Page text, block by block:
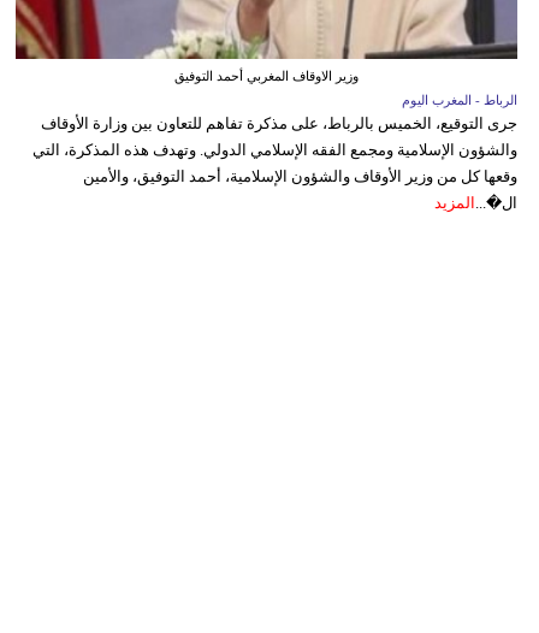
وزير الاوقاف المغربي أحمد التوفيق
الرباط - المغرب اليوم
جرى التوقيع، الخميس بالرباط، على مذكرة تفاهم للتعاون بين وزارة الأوقاف
والشؤون الإسلامية ومجمع الفقه الإسلامي الدولي. وتهدف هذه المذكرة، التي
وقعها كل من وزير الأوقاف والشؤون الإسلامية، أحمد التوفيق، والأمين
ال�... المزيد